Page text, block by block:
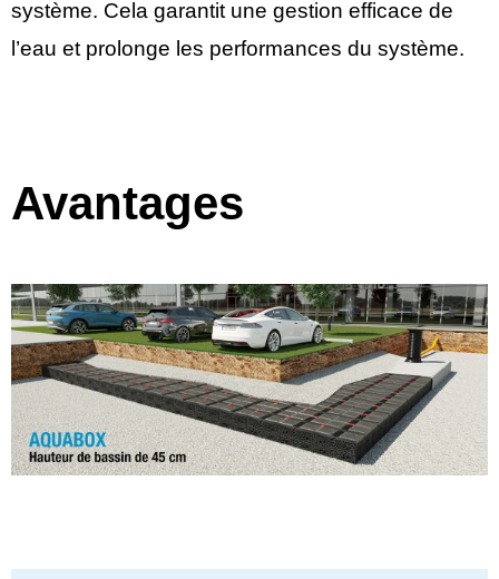
système. Cela garantit une gestion efficace de
l’eau et prolonge les performances du système.
Avantages